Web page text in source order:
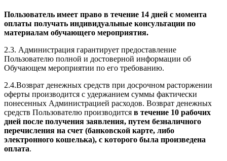
Пользователь имеет право в течение 14 дней с момента
оплаты получать индивидуальные консультации по
материалам обучающего мероприятия.
2.3. Администрация гарантирует предоставление
Пользователю полной и достоверной информации об
Обучающем мероприятии по его требованию.
2.4.Возврат денежных средств при досрочном расторжении
оферты производится с удержанием суммы фактически
понесенных Администрацией расходов. Возврат денежных
средств Пользователю производится в течение 10 рабочих
дней после получения заявления, путем безналичного
перечисления на счет (банковской карте, либо
электронного кошелька), с которого была произведена
оплата.